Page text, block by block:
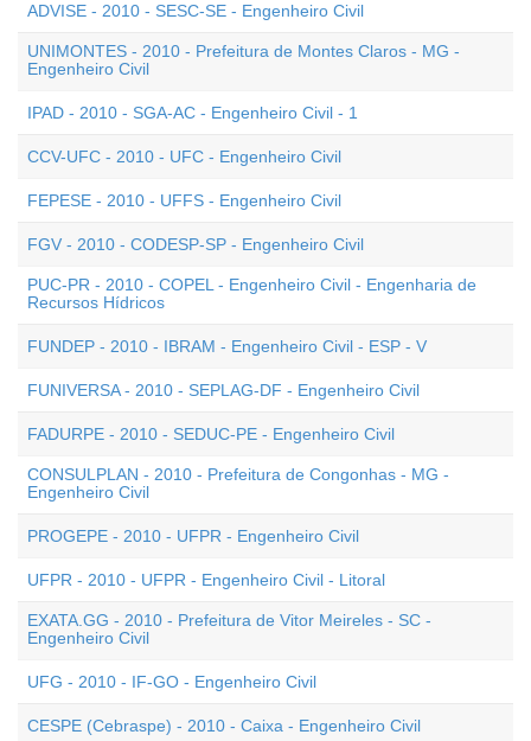
ADVISE - 2010 - SESC-SE - Engenheiro Civil
UNIMONTES - 2010 - Prefeitura de Montes Claros - MG -
Engenheiro Civil
IPAD - 2010 - SGA-AC - Engenheiro Civil - 1
CCV-UFC - 2010 - UFC - Engenheiro Civil
FEPESE - 2010 - UFFS - Engenheiro Civil
FGV - 2010 - CODESP-SP - Engenheiro Civil
PUC-PR - 2010 - COPEL - Engenheiro Civil - Engenharia de
Recursos Hídricos
FUNDEP - 2010 - IBRAM - Engenheiro Civil - ESP - V
FUNIVERSA - 2010 - SEPLAG-DF - Engenheiro Civil
FADURPE - 2010 - SEDUC-PE - Engenheiro Civil
CONSULPLAN - 2010 - Prefeitura de Congonhas - MG -
Engenheiro Civil
PROGEPE - 2010 - UFPR - Engenheiro Civil
UFPR - 2010 - UFPR - Engenheiro Civil - Litoral
EXATA.GG - 2010 - Prefeitura de Vitor Meireles - SC -
Engenheiro Civil
UFG - 2010 - IF-GO - Engenheiro Civil
CESPE (Cebraspe) - 2010 - Caixa - Engenheiro Civil